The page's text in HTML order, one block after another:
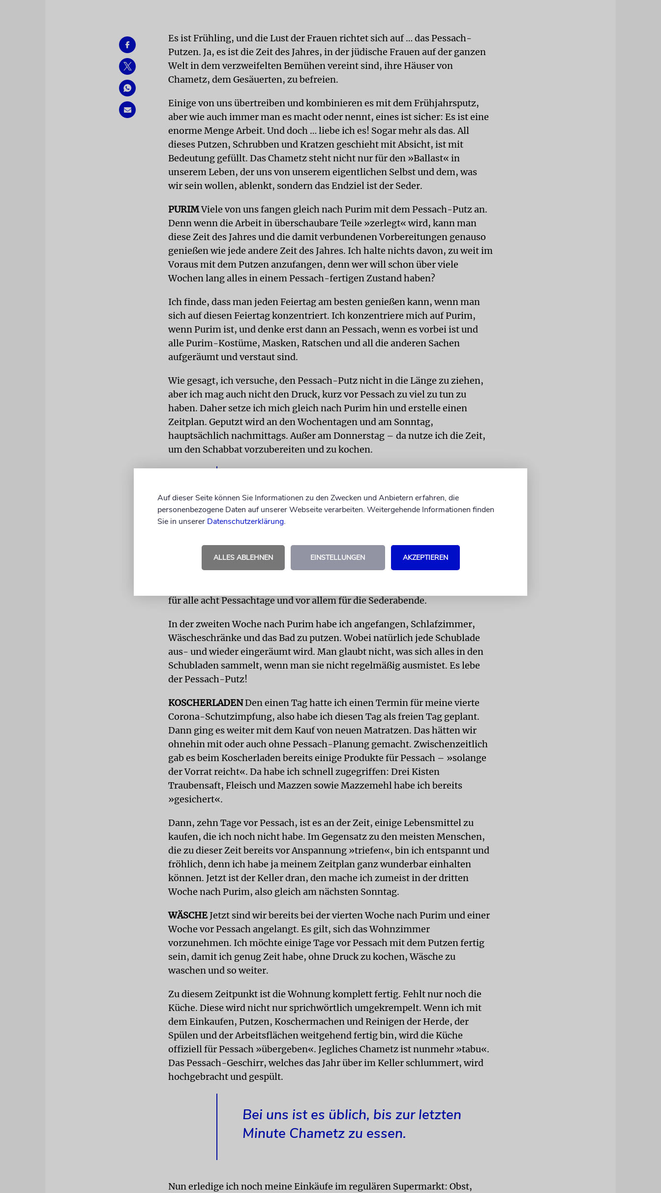
Es ist Frühling, und die Lust der Frauen richtet sich auf … das Pessach-
Putzen. Ja, es ist die Zeit des Jahres, in der jüdische Frauen auf der ganzen
Welt in dem verzweifelten Bemühen vereint sind, ihre Häuser von
Chametz, dem Gesäuerten, zu befreien.
Einige von uns übertreiben und kombinieren es mit dem Frühjahrsputz,
aber wie auch immer man es macht oder nennt, eines ist sicher: Es ist eine
enorme Menge Arbeit. Und doch … liebe ich es! Sogar mehr als das. All
dieses Putzen, Schrubben und Kratzen geschieht mit Absicht, ist mit
Bedeutung gefüllt. Das Chametz steht nicht nur für den »Ballast« in
unserem Leben, der uns von unserem eigentlichen Selbst und dem, was
wir sein wollen, ablenkt, sondern das Endziel ist der Seder.
PURIMViele von uns fangen gleich nach Purim mit dem Pessach-Putz an.
Denn wenn die Arbeit in überschaubare Teile »zerlegt« wird, kann man
diese Zeit des Jahres und die damit verbundenen Vorbereitungen genauso
genießen wie jede andere Zeit des Jahres. Ich halte nichts davon, zu weit im
Voraus mit dem Putzen anzufangen, denn wer will schon über viele
Wochen lang alles in einem Pessach-fertigen Zustand haben?
Ich finde, dass man jeden Feiertag am besten genießen kann, wenn man
sich auf diesen Feiertag konzentriert. Ich konzen­triere mich auf Purim,
wenn Purim ist, und denke erst dann an Pessach, wenn es vorbei ist und
alle Purim-Kostüme, Masken, Ratschen und all die anderen Sachen
aufgeräumt und verstaut sind.
Wie gesagt, ich versuche, den Pessach-Putz nicht in die Länge zu ziehen,
aber ich mag auch nicht den Druck, kurz vor Pessach zu viel zu tun zu
haben. Daher setze ich mich gleich nach Purim hin und erstelle einen
Zeitplan. Geputzt wird an den Wochentagen und am Sonntag,
hauptsächlich nachmittags. Außer am Donnerstag – da nutze ich die Zeit,
um den Schabbat vorzubereiten und zu kochen.
Schubladen sammelt.
In der ersten Woche nach Purim habe ich meine Planung gemacht. Die
Kleidung habe ich auf dem Balkon gelüftet und die Taschen von
für alle acht Pessachtage und vor allem für die Sederabende.
In der zweiten Woche nach Purim habe ich angefangen, Schlafzimmer,
Wäscheschränke und das Bad zu putzen. Wobei natürlich jede Schublade
aus- und wieder eingeräumt wird. Man glaubt nicht, was sich alles in den
Schubladen sammelt, wenn man sie nicht regelmäßig ausmistet. Es lebe
der Pessach-Putz!
KOSCHERLADENDen einen Tag hatte ich einen Termin für meine vierte
Corona-Schutzimpfung, also habe ich diesen Tag als freien Tag geplant.
Dann ging es weiter mit dem Kauf von neuen Matratzen. Das hätten wir
ohnehin mit oder auch ohne Pessach-Planung gemacht. Zwischenzeitlich
gab es beim Koscherladen bereits einige Produkte für Pessach – »solange
der Vorrat reicht«. Da habe ich schnell zugegriffen: Drei Kisten
Traubensaft, Fleisch und Mazzen sowie Mazzemehl habe ich bereits
»gesichert«.
Dann, zehn Tage vor Pessach, ist es an der Zeit, einige Lebensmittel zu
kaufen, die ich noch nicht habe. Im Gegensatz zu den meisten Menschen,
die zu dieser Zeit bereits vor Anspannung »triefen«, bin ich entspannt und
fröhlich, denn ich habe ja meinem Zeitplan ganz wunderbar einhalten
können. Jetzt ist der Keller dran, den mache ich zumeist in der dritten
Woche nach Purim, also gleich am nächsten Sonntag.
WÄSCHE Jetzt sind wir bereits bei der vierten Woche nach Purim und einer
Woche vor Pessach angelangt. Es gilt, sich das Wohnzimmer
vorzunehmen. Ich möchte einige Tage vor Pessach mit dem Putzen fertig
sein, damit ich genug Zeit habe, ohne Druck zu kochen, Wäsche zu
waschen und so weiter.
Zu diesem Zeitpunkt ist die Wohnung komplett fertig. Fehlt nur noch die
Küche. Diese wird nicht nur sprichwörtlich umgekrempelt. Wenn ich mit
dem Einkaufen, Putzen, Koschermachen und Reinigen der Herde, der
Spülen und der Arbeitsflächen weitgehend fertig bin, wird die Küche
offiziell für Pessach »übergeben«. Jegliches Chametz ist nunmehr »tabu«.
Das Pessach-Geschirr, welches das Jahr über im Keller schlummert, wird
hochgebracht und gespült.
Bei uns ist es üblich, bis zur letzten
Minute Chametz zu essen.
Nun erledige ich noch meine Einkäufe im regulären Supermarkt: Obst,
Auf dieser Seite können Sie Informationen zu den Zwecken und Anbietern erfahren, die
personenbezogene Daten auf unserer Webseite verarbeiten. Weitergehende Informationen finden
Sie in unserer Datenschutzerklärung.
ALLES ABLEHNEN EINSTELLUNGEN AKZEPTIEREN